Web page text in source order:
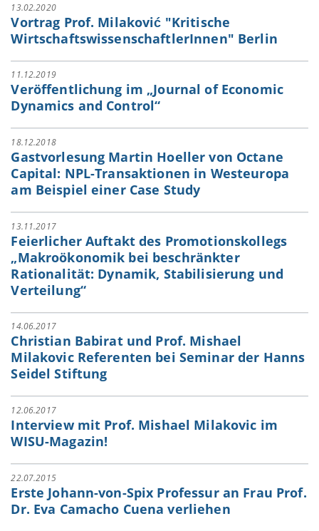
13.02.2020
Vortrag Prof. Milaković "Kritische
WirtschaftswissenschaftlerInnen" Berlin
11.12.2019
Veröffentlichung im „Journal of Economic
Dynamics and Control“
18.12.2018
Gastvorlesung Martin Hoeller von Octane
Capital: NPL-Transaktionen in Westeuropa
am Beispiel einer Case Study
13.11.2017
Feierlicher Auftakt des Promotionskollegs
„Makroökonomik bei beschränkter
Rationalität: Dynamik, Stabilisierung und
Verteilung“
14.06.2017
Christian Babirat und Prof. Mishael
Milakovic Referenten bei Seminar der Hanns
Seidel Stiftung
12.06.2017
Interview mit Prof. Mishael Milakovic im
WISU-Magazin!
22.07.2015
Erste Johann-von-Spix Professur an Frau Prof.
Dr. Eva Camacho Cuena verliehen